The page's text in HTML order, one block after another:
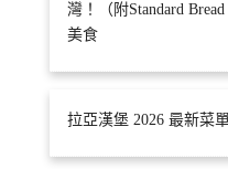
灣！（附Standard
美食
拉亞漢堡 2026 最新菜單